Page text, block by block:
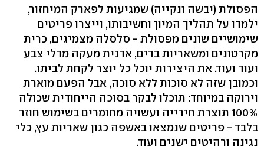
הפסולת (יבשה ונקייה) שמגיעות לפארק המיחזור,
ילמדו על תהליך המיון וחשיבותו, וייצרו פריטים
שימושיים שונים מפסולת - סלסלה מצמיגים, כרית
מקרטונים ומשאריות בדים, אדנית מעקה מדלי צבע
ועוד ועוד. את היצירות יוכל כל יוצר לקחת לביתו.
וכמובן שזה לא סוכות ללא סוכה, אבל הפעם מוארת
וירוקה במיוחד: תוכלו לבקר בסוכה הייחודית שכולה
100% תוצרת חירייה ועשויה מחומרים בשימוש חוזר
בלבד - פריטים שנמצאו באשפה כגון שאריות עץ, כלי
נגינה ורהיטים ישנים ועוד.